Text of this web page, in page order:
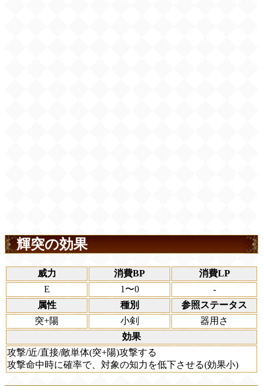
輝突の効果
威力 消費BP
消費LP
E
1〜0
-
属性
種別
参照ステータス
突+陽
小剣
器用さ
効果
攻撃/近/直接/敵単体(突+陽)攻撃する
攻撃命中時に確率で、対象の知力を低下させる(効果小)